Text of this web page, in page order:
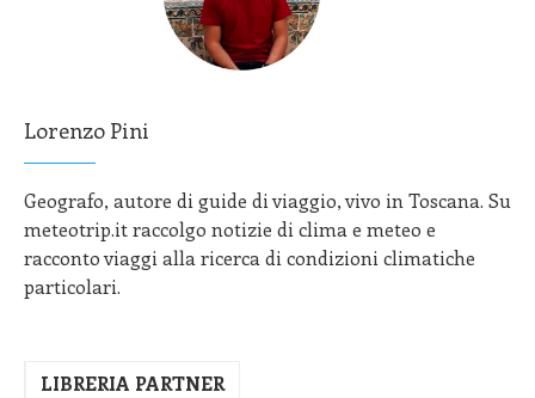
Lorenzo Pini
Geografo, autore di guide di viaggio, vivo in Toscana. Su
meteotrip.it raccolgo notizie di clima e meteo e
racconto viaggi alla ricerca di condizioni climatiche
particolari.
LIBRERIA PARTNER